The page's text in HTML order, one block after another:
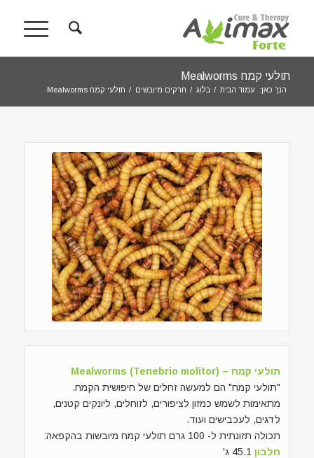
תולעי קמח Mealworms
הנך כאן: עמוד הבית / בלוג / חרקים מיובשים / תולעי קמח Mealworms
תולעי קמח – (Mealworms (Tenebrio molitor
"תולעי קמח" הם למעשה זחלים של חיפושית הקמח.
מתאימות לשמש כמזון לציפורים, לזוחלים, ליונקים קטנים,
לדגים, לעכבישים ועוד.
תכולה תזונתית ל- 100 גרם תולעי קמח מיובשות בהקפאה:
חלבון